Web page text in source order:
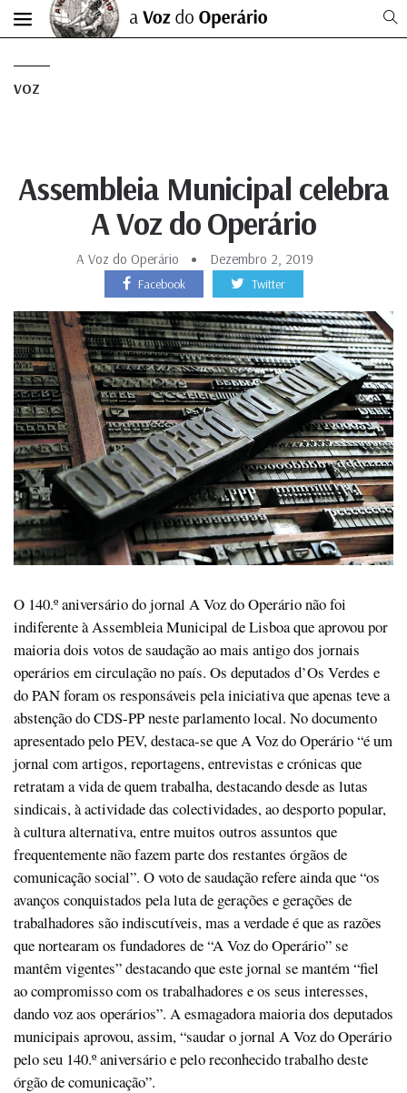
VOZ
Assembleia Municipal celebra
A Voz do Operário
A Voz do Operário Dezembro 2, 2019
Facebook Twitter
O 140.º aniversário do jornal A Voz do Operário não foi
indiferente à Assembleia Municipal de Lisboa que aprovou por
maioria dois votos de saudação ao mais antigo dos jornais
operários em circulação no país. Os deputados d’Os Verdes e
do PAN foram os responsáveis pela iniciativa que apenas teve a
abstenção do CDS-PP neste parlamento local. No documento
apresentado pelo PEV, destaca-se que A Voz do Operário “é um
jornal com artigos, reportagens, entrevistas e crónicas que
retratam a vida de quem trabalha, destacando desde as lutas
sindicais, à actividade das colectividades, ao desporto popular,
à cultura alternativa, entre muitos outros assuntos que
frequentemente não fazem parte dos restantes órgãos de
comunicação social”. O voto de saudação refere ainda que “os
avanços conquistados pela luta de gerações e gerações de
trabalhadores são indiscutíveis, mas a verdade é que as razões
que nortearam os fundadores de “A Voz do Operário” se
mantêm vigentes” destacando que este jornal se mantém “fiel
ao compromisso com os trabalhadores e os seus interesses,
dando voz aos operários”. A esmagadora maioria dos deputados
municipais aprovou, assim, “saudar o jornal A Voz do Operário
pelo seu 140.º aniversário e pelo reconhecido trabalho deste
órgão de comunicação”.